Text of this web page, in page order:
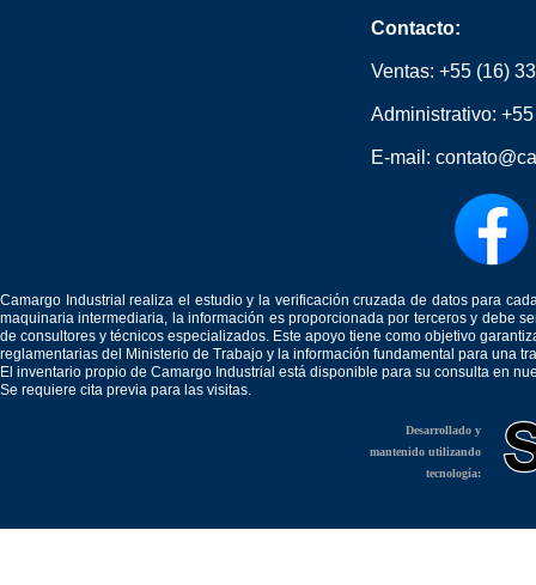
Contacto:
Ventas: +55 (16)
Administrativo:
E-mail:
Camargo Industrial realiza el estudio y la verificación cruzada de datos para
maquinaria intermediaria, la información es proporcionada por terceros y debe
de consultores y técnicos especializados. Este apoyo tiene como objetivo
reglamentarias del Ministerio de Trabajo y la información fundamental para una
El inventario propio de Camargo Industrial está disponible para su consulta en
Se requiere cita previa para las visitas.
Desarrollado y
mantenido utilizando
tecnología: